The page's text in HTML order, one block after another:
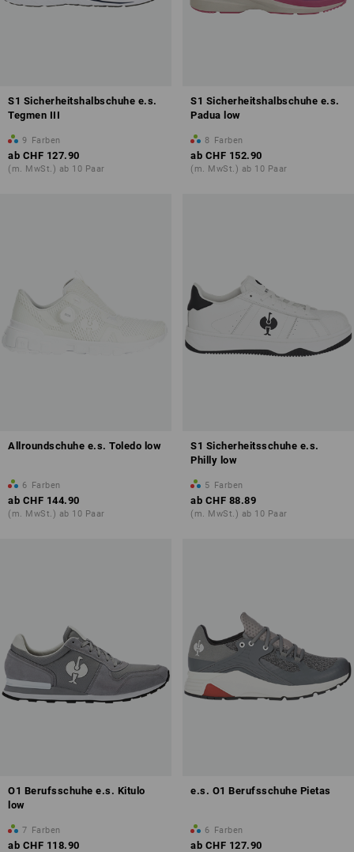
S1 Sicherheitshalbschuhe e.s.
Tegmen III
9 Farben
ab CHF 127.90
(m. MwSt.) ab 10 Paar
S1 Sicherheitshalbschuhe e.s.
Padua low
8 Farben
ab CHF 152.90
(m. MwSt.) ab 10 Paar
Allroundschuhe e.s. Toledo low
6 Farben
ab CHF 144.90
(m. MwSt.) ab 10 Paar
S1 Sicherheitsschuhe e.s.
Philly low
5 Farben
ab CHF 88.89
(m. MwSt.) ab 10 Paar
O1 Berufsschuhe e.s. Kitulo
low
7 Farben
ab CHF 118.90
e.s. O1 Berufsschuhe Pietas
6 Farben
ab CHF 127.90